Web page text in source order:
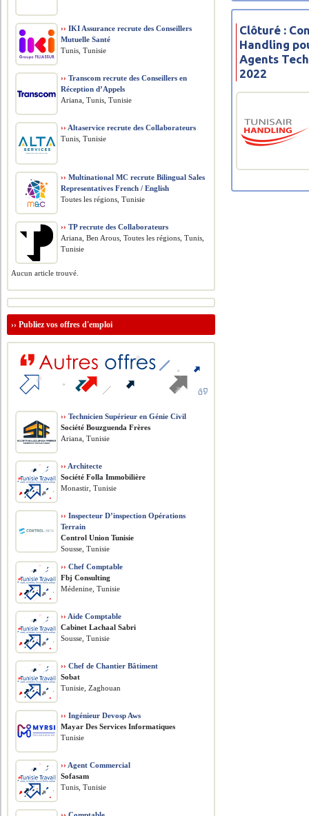
Clôturé :
Handling
Agents
2022
›› IKI Assurance recrute des Conseillers
Mutuelle Santé
Tunis, Tunisie
›› Transcom recrute des Conseillers en
Réception d’Appels
Ariana, Tunis, Tunisie
›› Altaservice recrute des Collaborateurs
Tunis, Tunisie
›› Multinational MC recrute Bilingual Sales
Representatives French / English
Toutes les régions, Tunisie
›› TP recrute des Collaborateurs
Ariana, Ben Arous, Toutes les régions, Tunis,
Tunisie
Aucun article trouvé.
››Publiez vos offres d'emploi
›› Technicien Supérieur en Génie Civil
Société Bouzguenda Frères
Ariana, Tunisie
›› Architecte
Société Folla Immobilière
Monastir, Tunisie
›› Inspecteur D’inspection Opérations
Terrain
Control Union Tunisie
Sousse, Tunisie
›› Chef Comptable
Fbj Consulting
Médenine, Tunisie
›› Aide Comptable
Cabinet Lachaal Sabri
Sousse, Tunisie
›› Chef de Chantier Bâtiment
Sobat
Tunisie, Zaghouan
›› Ingénieur Devosp Aws
Mayar Des Services Informatiques
Tunisie
›› Agent Commercial
Sofasam
Tunis, Tunisie